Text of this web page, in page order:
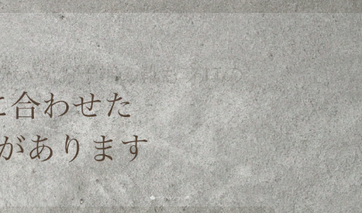
い>お子様の靴もプロの